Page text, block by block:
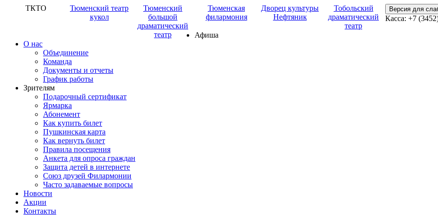
ТКТО
Тюменский театр
кукол
Тюменский
большой
драматический
театр
Тюменская
филармония
Дворец культуры
Нефтяник
Тобольский
драматический
театр
Версия для
Касса: +7
Афиша
О нас
Объединение
Команда
Документы и отчеты
График работы
Зрителям
Подарочный сертификат
Ярмарка
Абонемент
Как купить билет
Пушкинская карта
Как вернуть билет
Правила посещения
Анкета для опроса граждан
Защита детей в интернете
Союз друзей Филармонии
Часто задаваемые вопросы
Новости
Акции
Контакты